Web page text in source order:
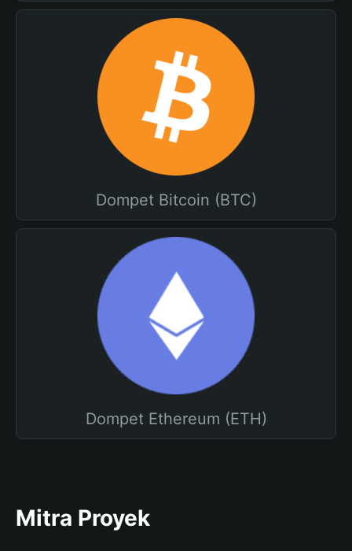
Dompet Bitcoin (BTC)
Dompet Ethereum (ETH)
Mitra Proyek